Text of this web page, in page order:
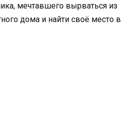
мечтавшего вырваться из
дома и найти своё место в